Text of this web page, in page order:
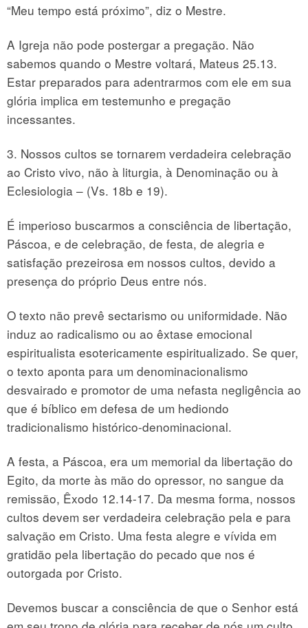
“Meu tempo está próximo”, diz o Mestre.
A Igreja não pode postergar a pregação. Não
sabemos quando o Mestre voltará, Mateus 25.13.
Estar preparados para adentrarmos com ele em sua
glória implica em testemunho e pregação
incessantes.
3. Nossos cultos se tornarem verdadeira celebração
ao Cristo vivo, não à liturgia, à Denominação ou à
Eclesiologia – (Vs. 18b e 19).
É imperioso buscarmos a consciência de libertação,
Páscoa, e de celebração, de festa, de alegria e
satisfação prezeirosa em nossos cultos, devido a
presença do próprio Deus entre nós.
O texto não prevê sectarismo ou uniformidade. Não
induz ao radicalismo ou ao êxtase emocional
espiritualista esotericamente espiritualizado. Se quer,
o texto aponta para um denominacionalismo
desvairado e promotor de uma nefasta negligência ao
que é bíblico em defesa de um hediondo
tradicionalismo histórico-denominacional.
A festa, a Páscoa, era um memorial da libertação do
Egito, da morte às mão do opressor, no sangue da
remissão, Êxodo 12.14-17. Da mesma forma, nossos
cultos devem ser verdadeira celebração pela e para
salvação em Cristo. Uma festa alegre e vívida em
gratidão pela libertação do pecado que nos é
outorgada por Cristo.
Devemos buscar a consciência de que o Senhor está